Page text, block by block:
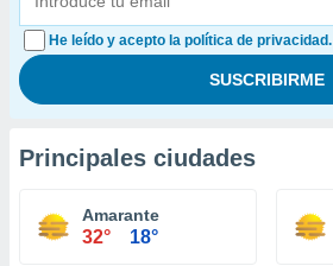
He leído y acepto la política de privacidad.
Principales ciudades
Amarante
32° 18°